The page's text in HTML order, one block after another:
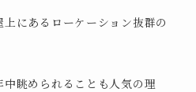
にあるローケーション抜群の
眺められることも人気の理